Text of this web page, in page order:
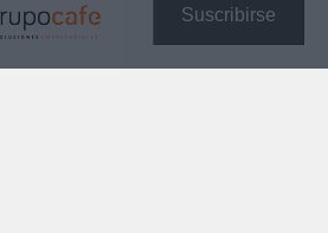
Suscribirse